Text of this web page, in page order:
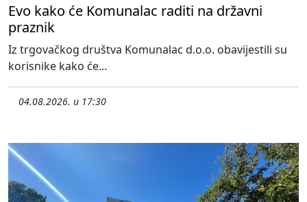
Evo kako će Komunalac raditi na državni
praznik
Iz trgovačkog društva Komunalac d.o.o. obavijestili su
korisnike kako će...
04.08.2026. u 17:30